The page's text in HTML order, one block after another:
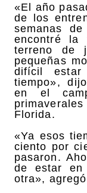
«El año
de los
semanas
encontré la
terreno de
pequeñas
difícil
tiempo»,
en el
Florida.
«Ya esos
ciento por
pasaron.
de estar en
otra»,